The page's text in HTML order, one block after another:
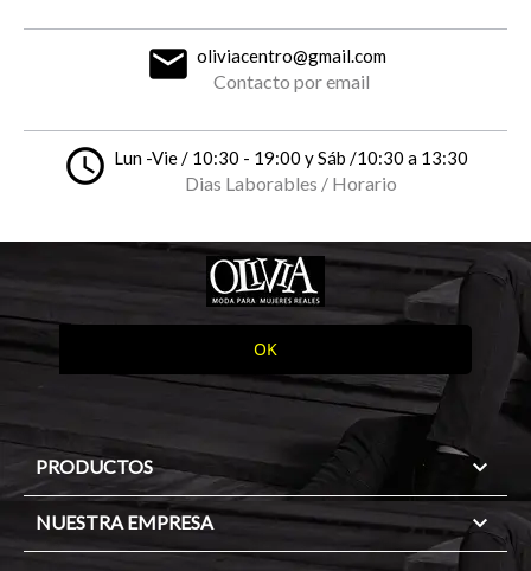
email oliviacentro@gmail.com
Contacto por email
access_time Lun -Vie / 10:30 - 19:00 y Sáb /10:30 a 13:30
Dias Laborables / Horario
PRODUCTOS 
NUESTRA EMPRESA 